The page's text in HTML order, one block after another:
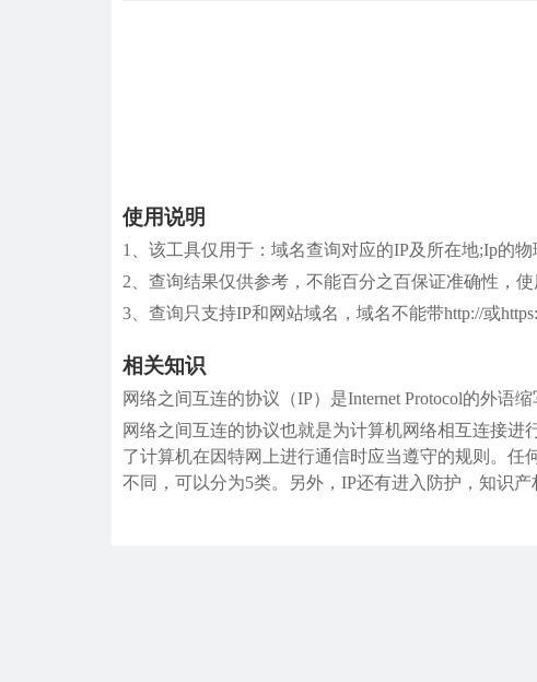
使用说明
1、该工具仅用于：域名查询对应的IP及所在地;Ip的
2、查询结果仅供参考，不能百分之百保证准确性，使
3、查询只支持IP和网站域名，域名不能带http://或
相关知识
网络之间互连的协议（IP）是Internet Protocol的外语缩
网络之间互连的协议也就是为计算机网络相互连接
了计算机在因特网上进行通信时应当遵守的规则。
不同，可以分为5类。另外，IP还有进入防护，知识产